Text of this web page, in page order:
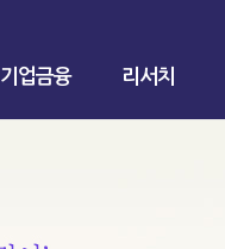
기업금융 리서치